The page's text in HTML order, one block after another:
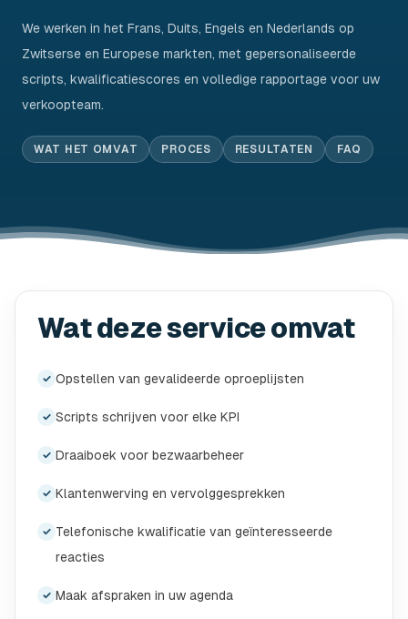
We werken in het Frans, Duits, Engels en Nederlands op
Zwitserse en Europese markten, met gepersonaliseerde
scripts, kwalificatiescores en volledige rapportage voor uw
verkoopteam.
WAT HET OMVAT PROCES RESULTATEN FAQ
Wat deze service omvat
✓ Opstellen van gevalideerde oproeplijsten
✓ Scripts schrijven voor elke KPI
✓ Draaiboek voor bezwaarbeheer
✓ Klantenwerving en vervolggesprekken
✓ Telefonische kwalificatie van geïnteresseerde
reacties
✓ Maak afspraken in uw agenda